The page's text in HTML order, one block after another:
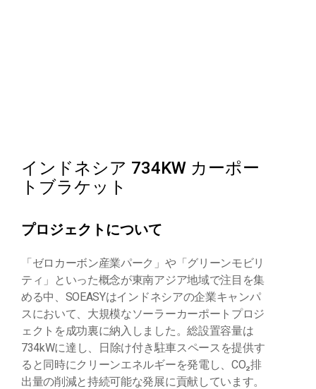
インドネシア 734KW カーポー
トブラケット
プロジェクトについて
「ゼロカーボン産業パーク」や「グリーンモビリ
ティ」といった概念が東南アジア地域で注目を集
める中、SOEASYはインドネシアの企業キャンパ
スにおいて、大規模なソーラーカーポートプロジ
ェクトを成功裏に納入しました。総設置容量は
734kWに達し、日除け付き駐車スペースを提供す
ると同時にクリーンエネルギーを発電し、CO₂排
出量の削減と持続可能な発展に貢献しています。